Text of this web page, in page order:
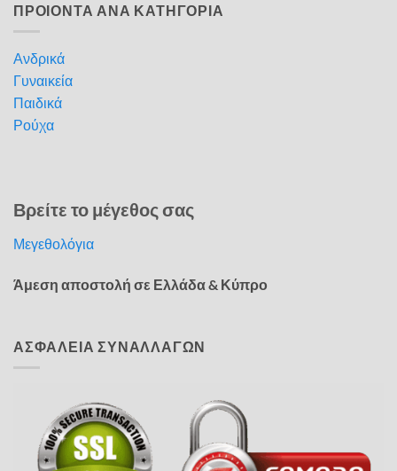
ΠΡΟΙΟΝΤΑ ΑΝΑ ΚΑΤΗΓΟΡΙΑ
Ανδρικά
Γυναικεία
Παιδικά
Ρούχα
Βρείτε το μέγεθος σας
Μεγεθολόγια
Άμεση αποστολή σε Ελλάδα & Κύπρο
ΑΣΦΑΛΕΙΑ ΣΥΝΑΛΛΑΓΩΝ